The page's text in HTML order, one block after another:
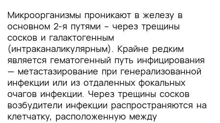
Микроорганизмы проникают в железу в
основном 2-я путями – через трещины
сосков и галактогенным
(интраканаликулярным). Крайне редким
является гематогенный путь инфицирования
— метастазирование при генерализованной
инфекции или из отдаленных фокальных
очагов инфекции. Через трещины сосков
возбудители инфекции распространяются на
клетчатку, расположенную между